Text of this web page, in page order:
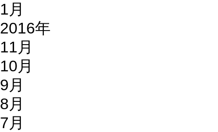
1月
2016年
11月
10月
9月
8月
7月